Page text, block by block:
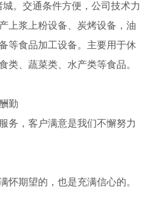
。交通条件方便，公司技术力
上浆上粉设备、炭烤设备，油
等食品加工设备。主要用于休
类、蔬菜类、水产类等食品。
勤
务，客户满意是我们不懈努力
怀期望的，也是充满信心的。